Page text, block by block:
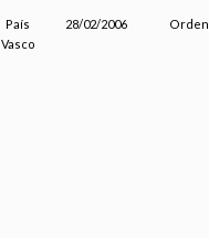
País
Vasco
28/02/2006 Orden